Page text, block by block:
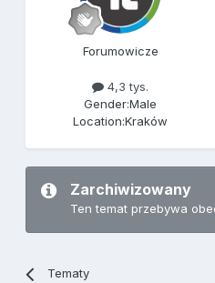
Forumowicze
4,3 tys.
Gender:Male
Location:Kraków
Zarchiwizowany
Ten temat przebywa
Tematy